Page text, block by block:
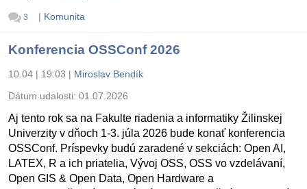
3 | Komunita
Konferencia OSSConf 2026
10.04 | 19:03 | Miroslav Bendík
Dátum udalosti: 01.07.2026
Aj tento rok sa na Fakulte riadenia a informatiky Žilinskej
Univerzity v dňoch 1-3. júla 2026 bude konať konferencia
OSSConf. Príspevky budú zaradené v sekciách: Open AI,
LATEX, R a ich priatelia, Vývoj OSS, OSS vo vzdelávaní,
Open GIS & Open Data, Open Hardware a